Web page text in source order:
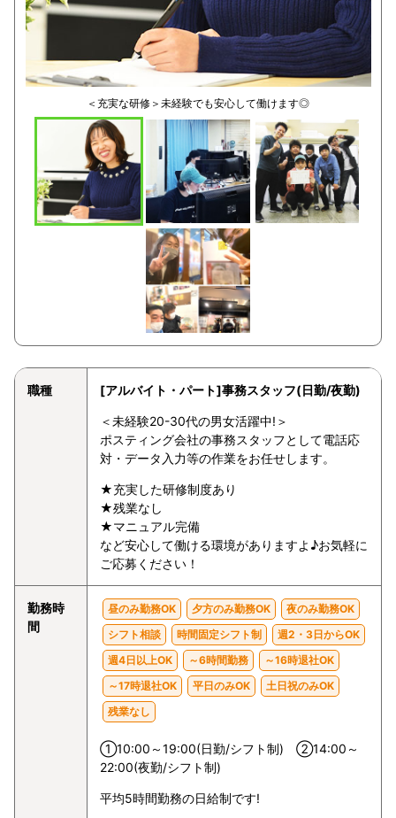
＜充実な研修＞未経験でも安心して働けます◎
職種 [アルバイト・パート]事務スタッフ(日勤/夜勤)
＜未経験20-30代の男女活躍中!＞
ポスティング会社の事務スタッフとして電話応
対・データ入力等の作業をお任せします。
★充実した研修制度あり
★残業なし
★マニュアル完備
など安心して働ける環境がありますよ♪お気軽に
ご応募ください！
勤務時
間
昼のみ勤務OK 夕方のみ勤務OK
夜のみ勤務OK
シフト相談
時間固定シフト制
週2・3日からOK
週4日以上OK
～6時間勤務
～16時退社OK
～17時退社OK
平日のみOK
土日祝のみOK
残業なし
①10:00～19:00(日勤/シフト制) ②14:00～
22:00(夜勤/シフト制)
平均5時間勤務の日給制です!